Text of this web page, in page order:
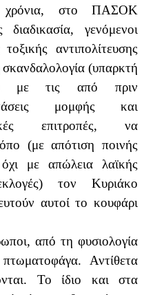
στο ΠΑΣΟΚ
γενόμενοι
αντιπολίτευσης
(υπαρκτή
με τις από πριν
μομφής και
επιτροπές, να
(με απότιση ποινής
με απώλεια λαϊκής
τον Κυριάκο
αυτοί το κουφάρι
από τη φυσιολογία
Αντίθετα
Το ίδιο και στα